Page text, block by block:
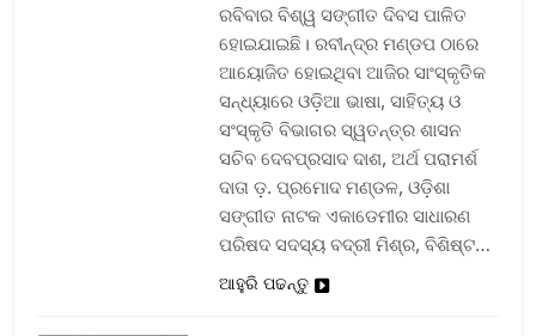
ରବିବାର ବିଶ୍ୱ ସଙ୍ଗୀତ ଦିବସ ପାଳିତ
ହୋଇଯାଇଛି। ରବୀନ୍ଦ୍ର ମଣ୍ଡପ ଠାରେ
ଆୟୋଜିତ ହୋଇଥିବା ଆଜିର ସାଂସ୍କୃତିକ
ସନ୍ଧ୍ୟାରେ ଓଡ଼ିଆ ଭାଷା, ସାହିତ୍ୟ ଓ
ସଂସ୍କୃତି ବିଭାଗର ସ୍ୱତନ୍ତ୍ର ଶାସନ
ସଚିବ ଦେବପ୍ରସାଦ ଦାଶ, ଅର୍ଥ ପରାମର୍ଶ
ଦାତା ଡ଼. ପ୍ରମୋଦ ମଣ୍ଡଳ, ଓଡ଼ିଶା
ସଙ୍ଗୀତ ନାଟକ ଏକାଡେମୀର ସାଧାରଣ
ପରିଷଦ ସଦସ୍ୟ ବଦ୍ରୀ ମିଶ୍ର, ବିଶିଷ୍ଟ…
ଆହୁରି ପଢନ୍ତୁ